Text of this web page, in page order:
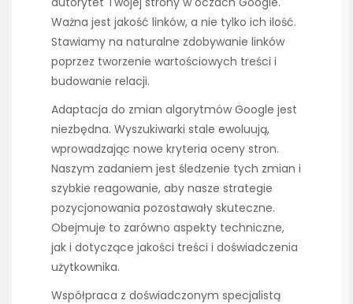
Ważna jest jakość linków, a nie tylko ich ilość.
Stawiamy na naturalne zdobywanie linków
poprzez tworzenie wartościowych treści i
budowanie relacji.
Adaptacja do zmian algorytmów Google jest
niezbędna. Wyszukiwarki stale ewoluują,
wprowadzając nowe kryteria oceny stron.
Naszym zadaniem jest śledzenie tych zmian i
szybkie reagowanie, aby nasze strategie
pozycjonowania pozostawały skuteczne.
Obejmuje to zarówno aspekty techniczne,
jak i dotyczące jakości treści i doświadczenia
użytkownika.
Współpraca z doświadczonym specjalistą